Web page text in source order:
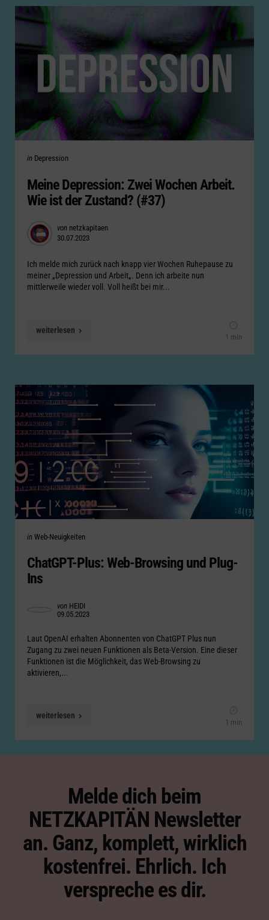
Categories
Posted
in Depression
Meine Depression: Zwei Wochen Arbeit.
Wie ist der Zustand? (#37)
Posted
by
von netzkapitaen
30.07.2023
Ich melde mich zurück nach knapp vier Wochen Ruhepause zu
meiner „Depression und Arbeit„. Denn ich arbeite nun
mittlerweile wieder voll. Voll heißt bei mir...
weiterlesen
1 min
Categories
Posted
in Web-Neuigkeiten
ChatGPT-Plus: Web-Browsing und Plug-
Ins
Posted
by
von HEIDI
09.05.2023
Laut OpenAI erhalten Abonnenten von ChatGPT Plus nun
Zugang zu zwei neuen Funktionen als Beta-Version. Eine dieser
Funktionen ist die Möglichkeit, das Web-Browsing zu
aktivieren,...
weiterlesen
1 min
Melde dich beim
NETZKAPITÄN Newsletter
an. Ganz, komplett, wirklich
kostenfrei. Ehrlich. Ich
verspreche es dir.